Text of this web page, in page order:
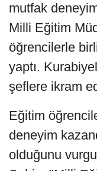
mutfak
Milli Eğitim
öğrencilerle
yaptı.
şeflere ikram
Eğitim
deneyim
olduğunu